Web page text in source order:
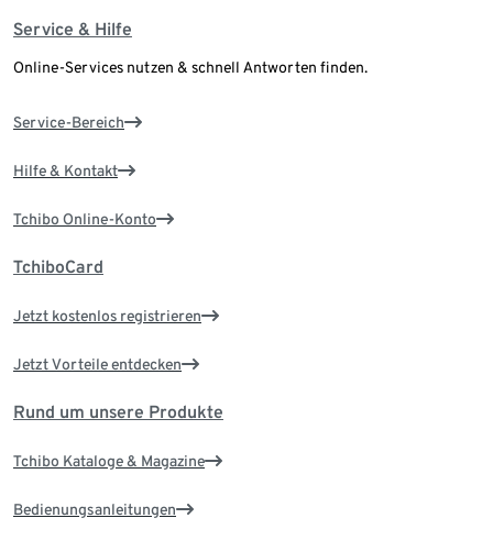
Service & Hilfe
Online-Services nutzen & schnell Antworten finden.
Service-Bereich
Hilfe & Kontakt
Tchibo Online-Konto
TchiboCard
Jetzt kostenlos registrieren
Jetzt Vorteile entdecken
Rund um unsere Produkte
Tchibo Kataloge & Magazine
Bedienungsanleitungen